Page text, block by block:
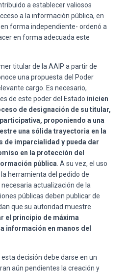
a establecer valiosos
a la información pública, en
forma independiente- ordenó a
en forma adecuada este
titular de la AAIP a partir de
una propuesta del Poder
cargo. Es necesario,
de este poder del Estado inicien
de designación de su titular,
proponiendo a una
una sólida trayectoria en la
de imparcialidad y pueda dar
en la protección del
pública . A su vez, el uso
herramienta del pedido de
actualización de la
públicas deben publicar de
que su autoridad muestre
el principio de máxima
información en manos del
decisión debe darse en un
aún pendientes la creación y